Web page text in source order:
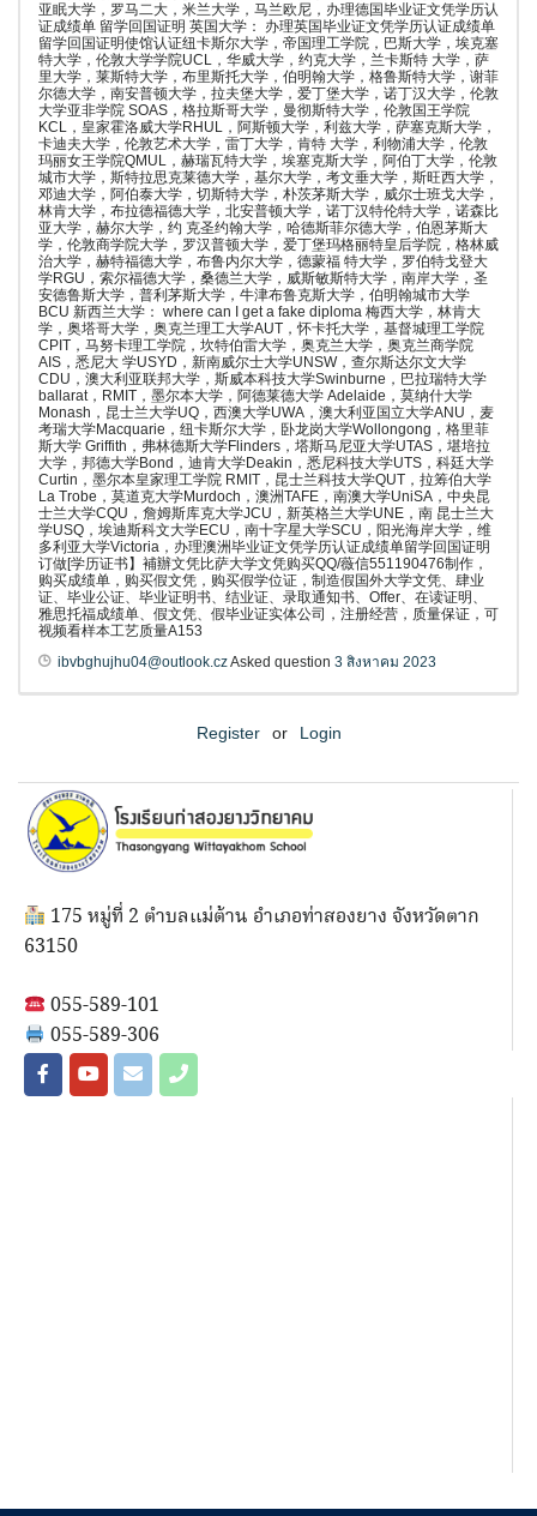
亚眠大学，罗马二大，米兰大学，马兰欧尼，办理德国毕业证文凭学历认
证成绩单 留学回国证明 英国大学： 办理英国毕业证文凭学历认证成绩单
留学回国证明使馆认证纽卡斯尔大学，帝国理工学院，巴斯大学，埃克塞
特大学，伦敦大学学院UCL，华威大学，约克大学，兰卡斯特 大学，萨
里大学，莱斯特大学，布里斯托大学，伯明翰大学，格鲁斯特大学，谢菲
尔德大学，南安普顿大学，拉夫堡大学，爱丁堡大学，诺丁汉大学，伦敦
大学亚非学院 SOAS，格拉斯哥大学，曼彻斯特大学，伦敦国王学院
KCL，皇家霍洛威大学RHUL，阿斯顿大学，利兹大学，萨塞克斯大学，
卡迪夫大学，伦敦艺术大学，雷丁大学，肯特 大学，利物浦大学，伦敦
玛丽女王学院QMUL，赫瑞瓦特大学，埃塞克斯大学，阿伯丁大学，伦敦
城市大学，斯特拉思克莱德大学，基尔大学，考文垂大学，斯旺西大学，
邓迪大学，阿伯泰大学，切斯特大学，朴茨茅斯大学，威尔士班戈大学，
林肯大学，布拉德福德大学，北安普顿大学，诺丁汉特伦特大学，诺森比
亚大学，赫尔大学，约 克圣约翰大学，哈德斯菲尔德大学，伯恩茅斯大
学，伦敦商学院大学，罗汉普顿大学，爱丁堡玛格丽特皇后学院，格林威
治大学，赫特福德大学，布鲁内尔大学，德蒙福 特大学，罗伯特戈登大
学RGU，索尔福德大学，桑德兰大学，威斯敏斯特大学，南岸大学，圣
安德鲁斯大学，普利茅斯大学，牛津布鲁克斯大学，伯明翰城市大学
BCU 新西兰大学： where can I get a fake diploma 梅西大学，林肯大
学，奥塔哥大学，奥克兰理工大学AUT，怀卡托大学，基督城理工学院
CPIT，马努卡理工学院，坎特伯雷大学，奥克兰大学，奥克兰商学院
AIS，悉尼大 学USYD，新南威尔士大学UNSW，查尔斯达尔文大学
CDU，澳大利亚联邦大学，斯威本科技大学Swinburne，巴拉瑞特大学
ballarat，RMIT，墨尔本大学，阿德莱德大学 Adelaide，莫纳什大学
Monash，昆士兰大学UQ，西澳大学UWA，澳大利亚国立大学ANU，麦
考瑞大学Macquarie，纽卡斯尔大学，卧龙岗大学Wollongong，格里菲
斯大学 Griffith，弗林德斯大学Flinders，塔斯马尼亚大学UTAS，堪培拉
大学，邦德大学Bond，迪肯大学Deakin，悉尼科技大学UTS，科廷大学
Curtin，墨尔本皇家理工学院 RMIT，昆士兰科技大学QUT，拉筹伯大学
La Trobe，莫道克大学Murdoch，澳洲TAFE，南澳大学UniSA，中央昆
士兰大学CQU，詹姆斯库克大学JCU，新英格兰大学UNE，南 昆士兰大
学USQ，埃迪斯科文大学ECU，南十字星大学SCU，阳光海岸大学，维
多利亚大学Victoria，办理澳洲毕业证文凭学历认证成绩单留学回国证明
订做[学历证书】補辦文凭比萨大学文凭购买QQ/薇信551190476制作，
购买成绩单，购买假文凭，购买假学位证，制造假国外大学文凭、肆业
证、毕业公证、毕业证明书、结业证、录取通知书、Offer、在读证明、
雅思托福成绩单、假文凭、假毕业证实体公司，注册经营，质量保证，可
视频看样本工艺质量A153
ibvbghujhu04@outlook.czAsked question 3 สิงหาคม 2023
Register or Login
175 หมู่ที่ 2 ตำบลแม่ต้าน อำเภอท่าสองยาง จังหวัดตาก
63150
055-589-101
055-589-306